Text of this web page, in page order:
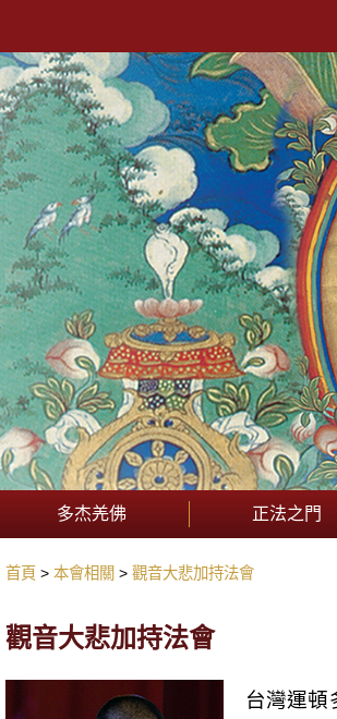
多杰羌佛 正法之門
首頁 本會相關 觀音大悲加持法會
觀音大悲加持法會
台灣運頓